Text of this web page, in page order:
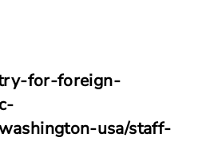
for-foreign-
usa/staff-